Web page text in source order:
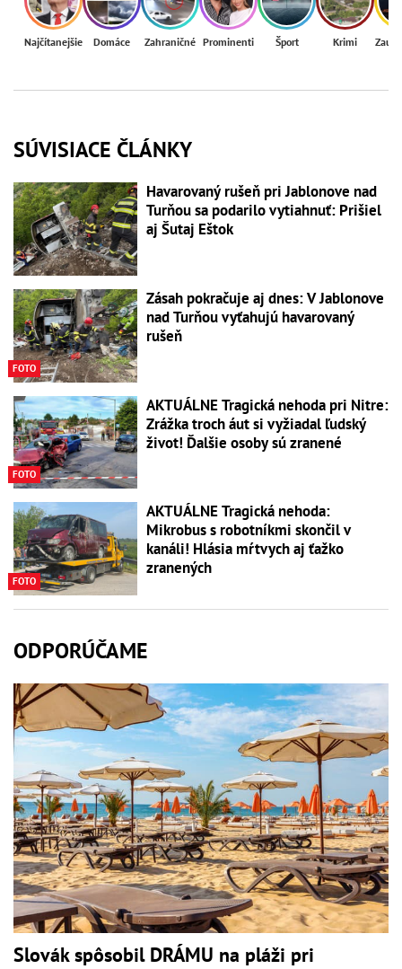
Najčítanejšie Domáce Zahraničné Prominenti Šport Krimi
SÚVISIACE ČLÁNKY
Havarovaný rušeň pri Jablonove nad
Turňou sa podarilo vytiahnuť: Prišiel
aj Šutaj Eštok
FOTO
Zásah pokračuje aj dnes: V Jablonove
nad Turňou vyťahujú havarovaný
rušeň
FOTO
AKTUÁLNE Tragická nehoda pri Nitre:
Zrážka troch áut si vyžiadal ľudský
život! Ďalšie osoby sú zranené
FOTO
AKTUÁLNE Tragická nehoda:
Mikrobus s robotníkmi skončil v
kanáli! Hlásia mŕtvych aj ťažko
zranených
ODPORÚČAME
Slovák spôsobil DRÁMU na pláži pri